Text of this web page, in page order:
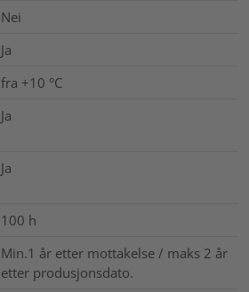
Nei
Ja
fra +10 °C
Ja
Ja
100 h
Min.1 år etter mottakelse / maks 2 år
etter produsjonsdato.